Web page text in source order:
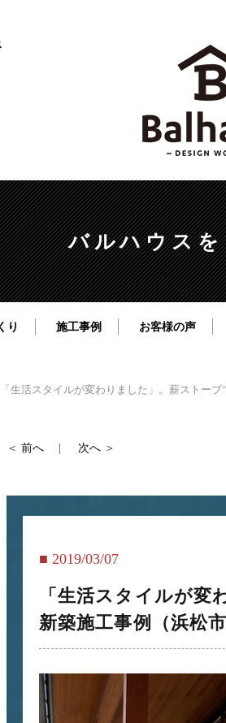
バルハウス
り 施工事例 お客様の声
「生活スタイルが変わりました」。薪ストー
前へ 次へ
2019/03/07
「生活スタイルが
新築施工事例（浜松